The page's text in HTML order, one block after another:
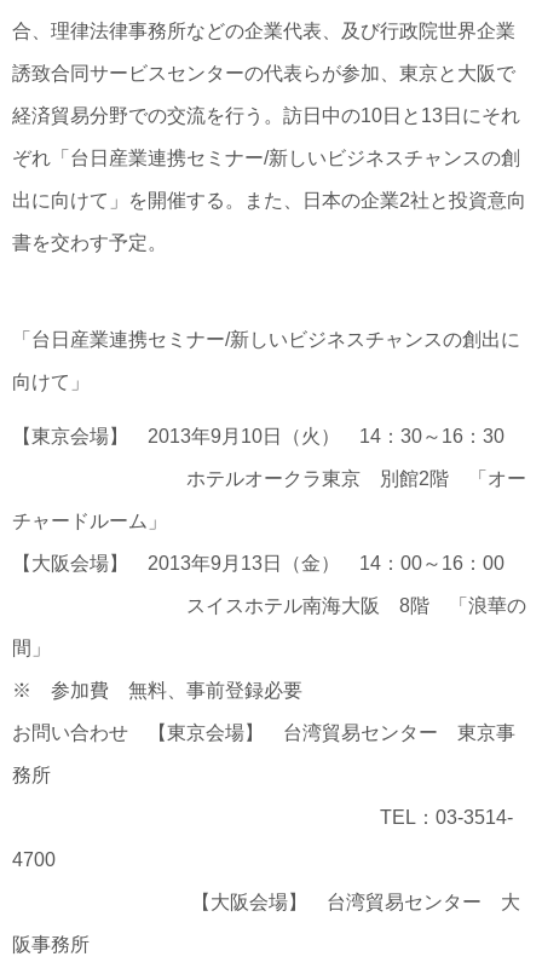
合、理律法律事務所などの企業代表、及び行政院世界企業
誘致合同サービスセンターの代表らが参加、東京と大阪で
経済貿易分野での交流を行う。訪日中の10日と13日にそれ
ぞれ「台日産業連携セミナー/新しいビジネスチャンスの創
出に向けて」を開催する。また、日本の企業2社と投資意向
書を交わす予定。
「台日産業連携セミナー/新しいビジネスチャンスの創出に
向けて」
【東京会場】 2013年9月10日（火） 14：30～16：30
ホテルオークラ東京 別館2階 「オー
チャードルーム」
【大阪会場】 2013年9月13日（金） 14：00～16：00
スイスホテル南海大阪 8階 「浪華の
間」
※ 参加費 無料、事前登録必要
お問い合わせ 【東京会場】 台湾貿易センター 東京事
務所
TEL：03-3514-
4700
【大阪会場】 台湾貿易センター 大
阪事務所